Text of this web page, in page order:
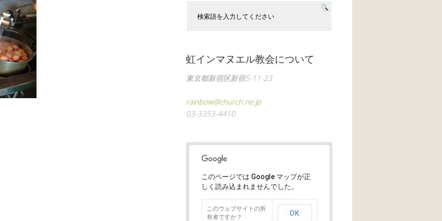
虹インマヌエル教会について
東京都新宿区新宿5-11-23
rainbow@church.ne.jp
03-3353-4410
このページでは Google マップが正
しく読み込まれませんでした。
このウェブサイトの所
有者ですか？
OK